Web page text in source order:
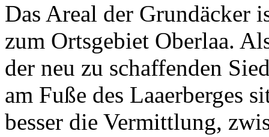
Das Areal der Grundäcker
zum Ortsgebiet Oberlaa.
der neu zu schaffenden
am Fuße des Laaerberges
besser die Vermittlung,